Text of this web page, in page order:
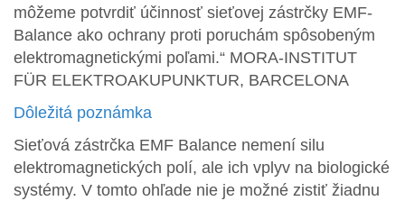
môžeme potvrdiť účinnosť sieťovej zástrčky EMF-
Balance ako ochrany proti poruchám spôsobeným
elektromagnetickými poľami.“ MORA-INSTITUT
FÜR ELEKTROAKUPUNKTUR, BARCELONA
Dôležitá poznámka
Sieťová zástrčka EMF Balance nemení silu
elektromagnetických polí, ale ich vplyv na biologické
systémy. V tomto ohľade nie je možné zistiť žiadnu